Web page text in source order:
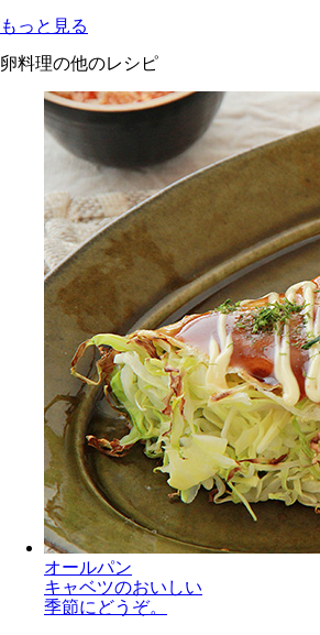
もっと見る
卵料理の他のレシピ
オールパン
キャベツのおいしい
季節にどうぞ。